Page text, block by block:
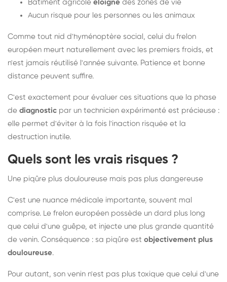
Bâtiment agricole éloigné des zones de vie
Aucun risque pour les personnes ou les animaux
Comme tout nid d'hyménoptère social, celui du frelon
européen meurt naturellement avec les premiers froids, et
n'est jamais réutilisé l'année suivante. Patience et bonne
distance peuvent suffire.
C'est exactement pour évaluer ces situations que la phase
de diagnostic par un technicien expérimenté est précieuse :
elle permet d'éviter à la fois l'inaction risquée et la
destruction inutile.
Quels sont les vrais risques ?
Une piqûre plus douloureuse mais pas plus dangereuse
C'est une nuance médicale importante, souvent mal
comprise. Le frelon européen possède un dard plus long
que celui d'une guêpe, et injecte une plus grande quantité
de venin. Conséquence : sa piqûre est objectivement plus
douloureuse.
Pour autant, son venin n'est pas plus toxique que celui d'une